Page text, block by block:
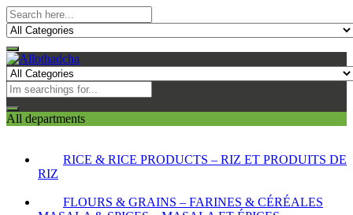
All departments
RICE & RICE PRODUCTS – RIZ ET PRODUITS DE
RIZ
FLOURS & GRAINS – FARINES & CÉRÉALES